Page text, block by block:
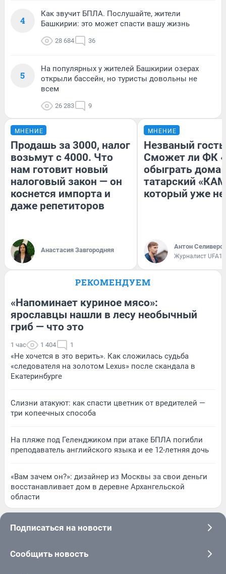
4
Как звучит БПЛА. Послушайте, жители
Башкирии: это может спасти вашу жизнь
28 684 36
5
На популярных у жителей Башкирии озерах
открыли бассейн, но туристы довольны не
всем
26 283 9
МНЕНИЕ
Продашь за 3000, налог
возьмут с 4000. Что
нам готовит новый
налоговый закон — он
коснется импорта и
даже репетиторов
Анастасия Завгородняя
МНЕНИЕ
Незваный
Сможет ли ФК
обыграть дома
татарский
который уже не
Антон
Журналист
РЕКОМЕНДУЕМ
«Напоминает куриное мясо»:
ярославцы нашли в лесу необычный
гриб — что это
1 час 1 404 1
«Не хочется в это верить». Как сложилась судьба
«следователя на золотом Lexus» после скандала в
Екатеринбурге
Слизни атакуют: как спасти цветник от вредителей —
три копеечных способа
На пляже под Геленджиком при атаке БПЛА погибли
преподаватель английского языка и ее 12-летняя дочь
«Вам зачем он?»: дизайнер из Москвы за свои деньги
восстанавливает дом в деревне Архангельской
области
Подписаться на новости
Сообщить новость